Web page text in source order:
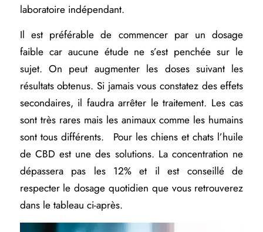
laboratoire indépendant.
Il est préférable de commencer par un dosage
faible car aucune étude ne s’est penchée sur le
sujet. On peut augmenter les doses suivant les
résultats obtenus. Si jamais vous constatez des effets
secondaires, il faudra arrêter le traitement. Les cas
sont très rares mais les animaux comme les humains
sont tous différents. Pour les chiens et chats l’huile
de CBD est une des solutions. La concentration ne
dépassera pas les 12% et il est conseillé de
respecter le dosage quotidien que vous retrouverez
dans le tableau ci-après.